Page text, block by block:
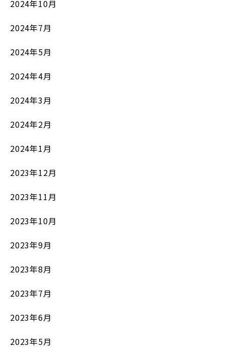
2024年10月
2024年7月
2024年5月
2024年4月
2024年3月
2024年2月
2024年1月
2023年12月
2023年11月
2023年10月
2023年9月
2023年8月
2023年7月
2023年6月
2023年5月